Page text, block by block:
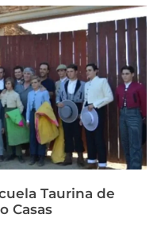
Taurina de
Casas